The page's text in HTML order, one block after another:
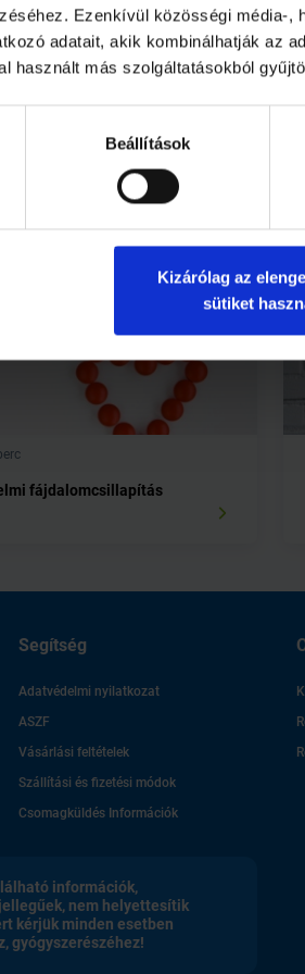
Ezenkívül közösségi média-
adatait, akik kombinálhatják az
használt más szolgáltatásokból
Beállítások
Kizárólag az
sütiket
a közösségben és közelebbi
átlag, a kisebb aktivitás az
mindhárom játék-körülmény
a játék körülményei nem
gyerekek játékkal töltenek.
fájdalomcsillapítás
Segítség
Adatvédelmi nyilatkozat
ASZF
Vásárlási feltételek
Szállítási és fizetési módok
Csomagküldés Információk
információk,
nem helyettesítik
kérjük minden esetben
gyógyszerészéhez!